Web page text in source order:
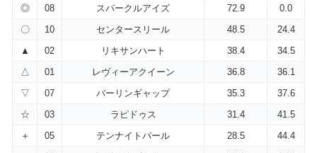
◎ 08 スパークルアイズ 72.9
0.0
〇
10 センタースリール 48.5
24.4
▲
02 リキサンハート 38.4
34.5
△
01 レヴィーアクイーン 36.8
36.1
▽
07 バーリンギャップ 35.3
37.6
☆
03 ラピドゥス 31.4
41.5
＋
05 テンナイトパール 28.5
44.4